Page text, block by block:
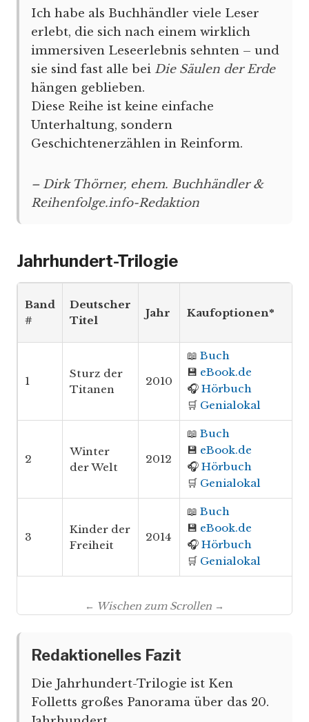
Ich habe als Buchhändler viele Leser
erlebt, die sich nach einem wirklich
immersiven Leseerlebnis sehnten – und
sie sind fast alle bei Die Säulen der Erde
hängen geblieben.
Diese Reihe ist keine einfache
Unterhaltung, sondern
Geschichtenerzählen in Reinform.
– Dirk Thörner, ehem. Buchhändler &
Reihenfolge.info-Redaktion
Jahrhundert-Trilogie
Band
#
Deutscher
Titel
Jahr Kaufoptionen*
1
Sturz der
Titanen
2010
📖 Buch
💾 eBook.de
🎧 Hörbuch
🛒 Genialokal
2
Winter
der Welt
2012
📖 Buch
💾 eBook.de
🎧 Hörbuch
🛒 Genialokal
3
Kinder der
Freiheit
2014
📖 Buch
💾 eBook.de
🎧 Hörbuch
🛒 Genialokal
← Wischen zum Scrollen →
Redaktionelles Fazit
Die Jahrhundert-Trilogie ist Ken
Folletts großes Panorama über das 20.